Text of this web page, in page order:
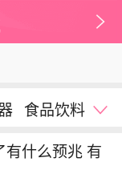
食品饮料
见钱
有什么预兆 有